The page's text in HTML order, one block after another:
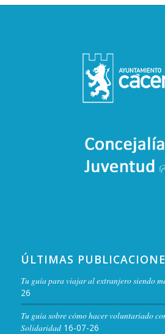
ÚLTIMAS
Tu guía para viajar al extranjero siendo
26
Tu guía sobre cómo hacer voluntariado
Solidaridad 16-07-26